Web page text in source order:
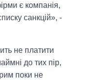
є компанія,
санкцій», -
не платити
до тих пір,
поки не